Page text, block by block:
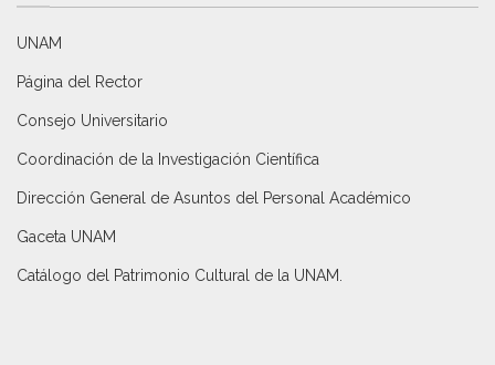
UNAM
Página del Rector
Consejo Universitario
Coordinación de la Investigación Científica
Dirección General de Asuntos del Personal Académico
Gaceta UNAM
Catálogo del Patrimonio Cultural de la UNAM.